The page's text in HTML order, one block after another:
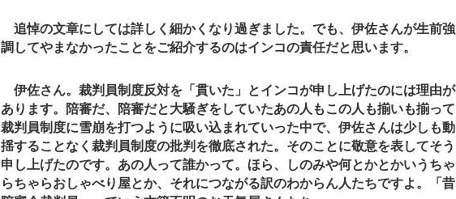
追悼の文章にしては詳しく細かくなり過ぎました。でも、伊佐さんが生前強
調してやまなかったことをご紹介するのはインコの責任だと思います。
伊佐さん。裁判員制度反対を「貫いた」とインコが申し上げたのには理由が
あります。陪審だ、陪審だと大騒ぎをしていたあの人もこの人も揃いも揃って
裁判員制度に雪崩を打つように吸い込まれていった中で、伊佐さんは少しも動
揺することなく裁判員制度の批判を徹底された。そのことに敬意を表してそう
申し上げたのです。あの人って誰かって。ほら、しのみや何とかとかいうちゃ
らちゃらおしゃべり屋とか、それにつながる訳のわからん人たちですよ。「昔